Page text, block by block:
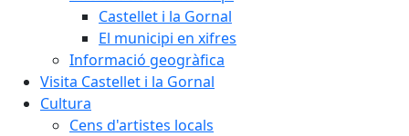
Castellet i la Gornal
El municipi en xifres
Informació geogràfica
Visita Castellet i la Gornal
Cultura
Cens d'artistes locals